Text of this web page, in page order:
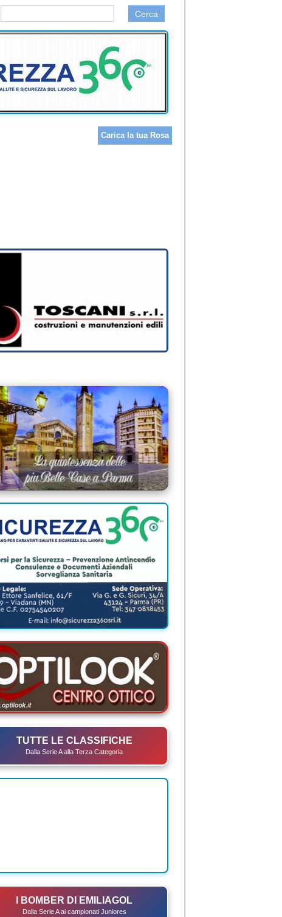
Cerca
Carica la tua Rosa
TUTTE LE CLASSIFICHE
Dalla Serie A alla Terza Categoria
I BOMBER DI EMILIAGOL
Dalla Serie A ai campionati Juniores